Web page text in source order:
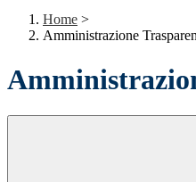
Home >
Amministrazione